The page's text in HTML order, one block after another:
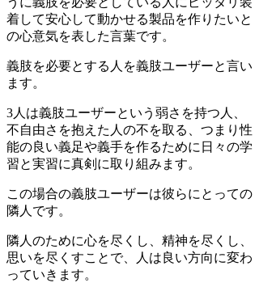
着して安心して動かせる製品を作りたいと
の心意気を表した言葉です。
義肢を必要とする人を義肢ユーザーと言い
ます。
3人は義肢ユーザーという弱さを持つ人、
不自由さを抱えた人の不を取る、つまり性
能の良い義足や義手を作るために日々の学
習と実習に真剣に取り組みます。
この場合の義肢ユーザーは彼らにとっての
隣人です。
隣人のために心を尽くし、精神を尽くし、
思いを尽くすことで、人は良い方向に変わ
っていきます。